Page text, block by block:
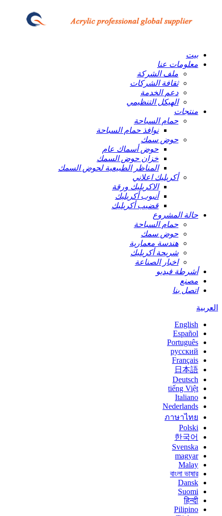
بيت
معلومات عنا
ملف الشركة
ثقافة الشركات
دعم الخدمة
الهيكل التنظيمي
منتجات
حمام السباحة
نوافذ حمام السباحة
حوض سمك
حوض أسماك عام
خزان حوض السمك
المناظر الطبيعية لحوض السمك
أكريليك اعلاني
الاكريليك ورقة
أنبوب أكريليك
قضيب أكريليك
حالة المشروع
حمام السباحة
حوض سمك
هندسة معمارية
شريحة أكريليك
اخبار الصناعة
أشرطة فيديو
مصنع
اتصل بنا
العربية
English
Español
Português
русский
Français
日本語
Deutsch
tiếng Việt
Italiano
Nederlands
ภาษาไทย
Polski
한국어
Svenska
magyar
Malay
বাংলা ভাষার
Dansk
Suomi
हिन्दी
Pilipino